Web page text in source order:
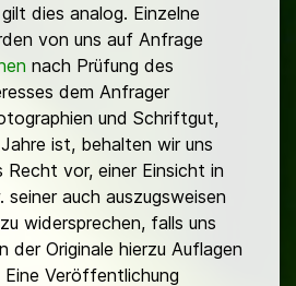
dies analog. Einzelne
von uns auf Anfrage
nach Prüfung des
dem Anfrager
und Schriftgut,
ist, behalten wir uns
Recht vor, einer Einsicht in
auch auszugsweisen
widersprechen, falls uns
der Originale hierzu Auflagen
Veröffentlichung